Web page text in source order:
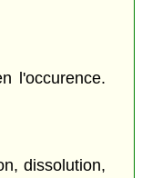
l'occurence.
dissolution,